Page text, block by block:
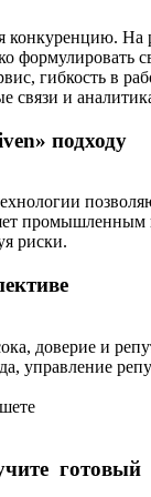
формулировать
гибкость в
подходу
промышленным
риски.
доверие и
управление
готовый